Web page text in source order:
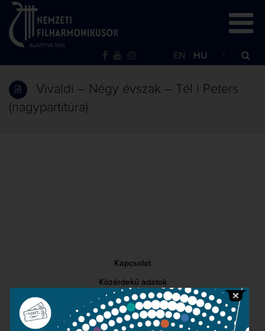
EN HU
Vivaldi – Négy évszak – Tél | Peters
(nagypartitúra)
Kapcsolat
Közérdekű adatok
Sajtószoba
Adatvédelem